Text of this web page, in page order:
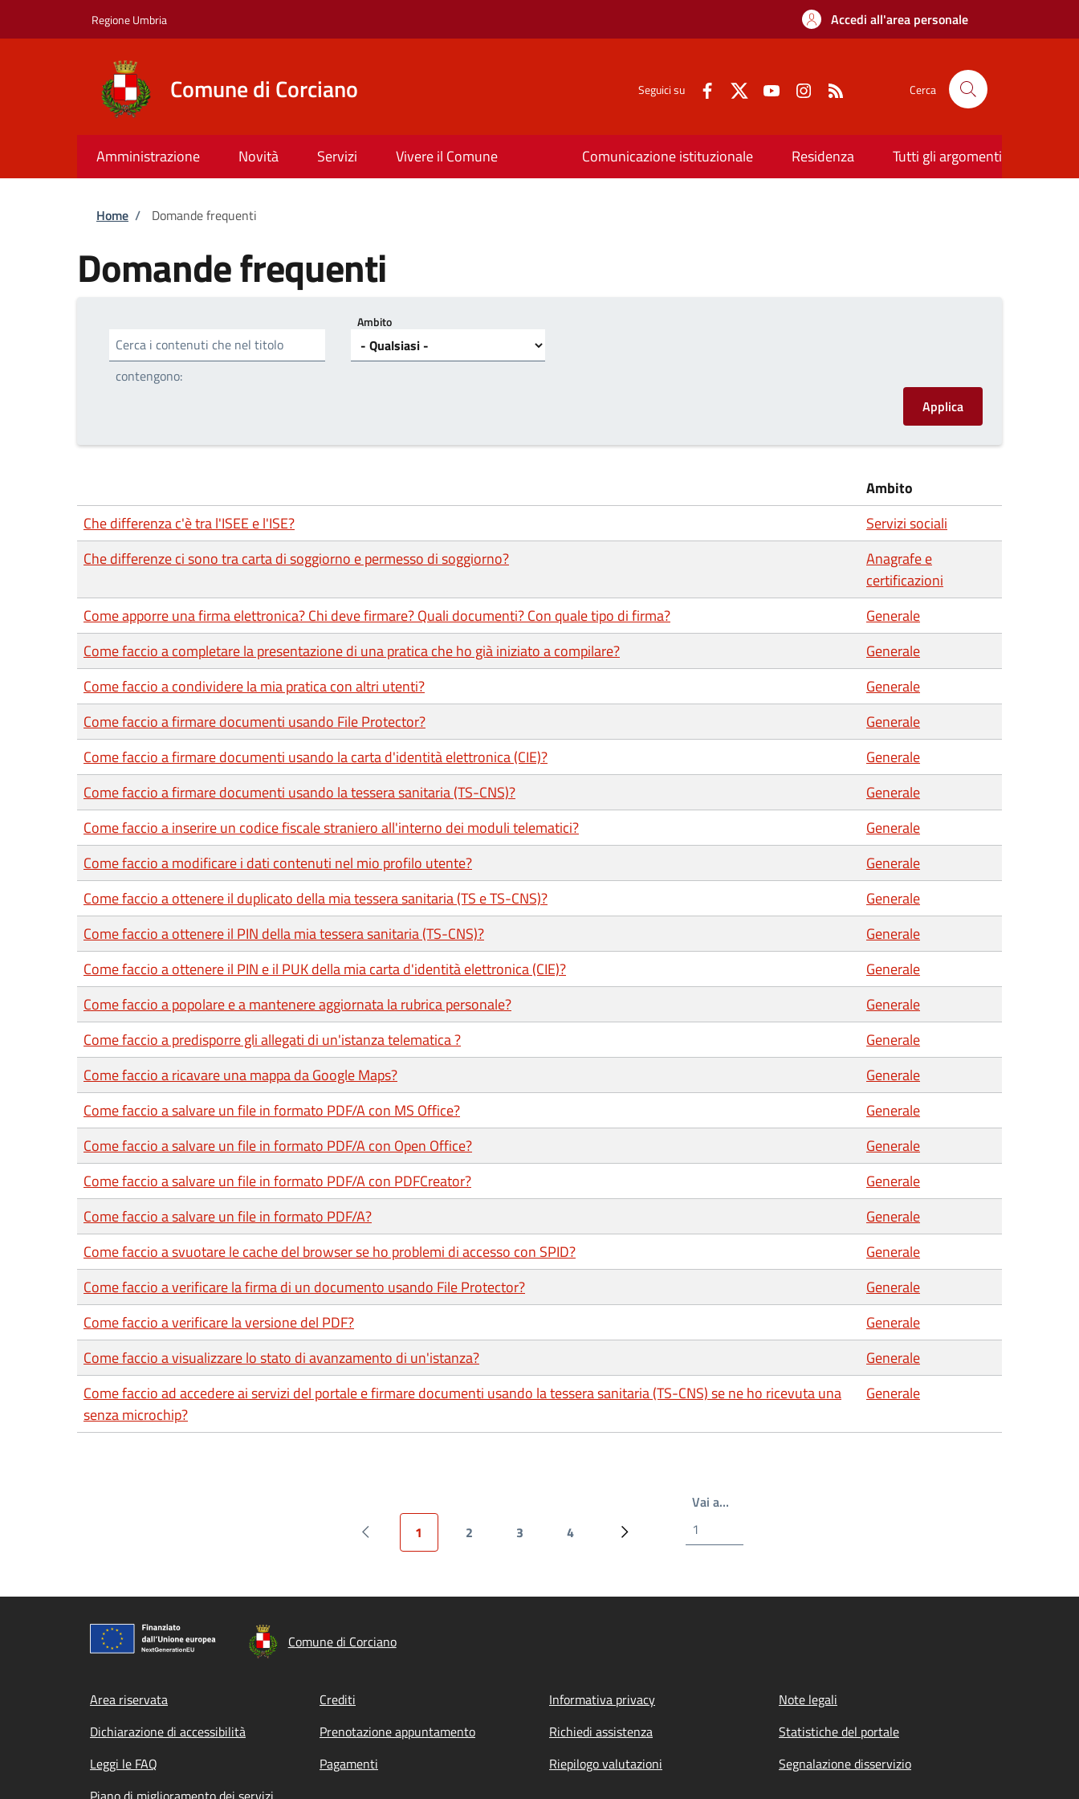
Regione Umbria Accedi all'area personale
Comune di Corciano Seguici su Cerca
Amministrazione Novità Servizi Vivere il Comune Comunicazione istituzionale Residenza Tutti gli argomenti
Briciole di pane
Home / Domande frequenti
Domande frequenti
Cerca i contenuti che nel titolo
contengono:
Ambito
Ambito
Che differenza c'è tra l'ISEE e l'ISE?
Servizi sociali
Che differenze ci sono tra carta di soggiorno e permesso di soggiorno?
Anagrafe e
certificazioni
Come apporre una firma elettronica? Chi deve firmare? Quali documenti? Con quale tipo di firma?
Generale
Come faccio a completare la presentazione di una pratica che ho già iniziato a compilare?
Generale
Come faccio a condividere la mia pratica con altri utenti?
Generale
Come faccio a firmare documenti usando File Protector?
Generale
Come faccio a firmare documenti usando la carta d'identità elettronica (CIE)?
Generale
Come faccio a firmare documenti usando la tessera sanitaria (TS-CNS)?
Generale
Come faccio a inserire un codice fiscale straniero all'interno dei moduli telematici?
Generale
Come faccio a modificare i dati contenuti nel mio profilo utente?
Generale
Come faccio a ottenere il duplicato della mia tessera sanitaria (TS e TS-CNS)?
Generale
Come faccio a ottenere il PIN della mia tessera sanitaria (TS-CNS)?
Generale
Come faccio a ottenere il PIN e il PUK della mia carta d'identità elettronica (CIE)?
Generale
Come faccio a popolare e a mantenere aggiornata la rubrica personale?
Generale
Come faccio a predisporre gli allegati di un'istanza telematica ?
Generale
Come faccio a ricavare una mappa da Google Maps?
Generale
Come faccio a salvare un file in formato PDF/A con MS Office?
Generale
Come faccio a salvare un file in formato PDF/A con Open Office?
Generale
Come faccio a salvare un file in formato PDF/A con PDFCreator?
Generale
Come faccio a salvare un file in formato PDF/A?
Generale
Come faccio a svuotare le cache del browser se ho problemi di accesso con SPID?
Generale
Come faccio a verificare la firma di un documento usando File Protector?
Generale
Come faccio a verificare la versione del PDF?
Generale
Come faccio a visualizzare lo stato di avanzamento di un'istanza?
Generale
Come faccio ad accedere ai servizi del portale e firmare documenti usando la tessera sanitaria (TS-CNS) se ne ho ricevuta una
senza microchip?
Generale
Pagina precedente
Pagina attuale
1
Pagina
2
Pagina
3
Pagina
4
Prossima pagina
Vai a…Write the page number you want to go to
Comune di Corciano
Footer menu
Area riservata Crediti Informativa privacy
Note legali
Dichiarazione di accessibilità
Prenotazione appuntamento Richiedi assistenza
Statistiche del portale
Leggi le FAQ
Pagamenti Riepilogo valutazioni
Segnalazione disservizio